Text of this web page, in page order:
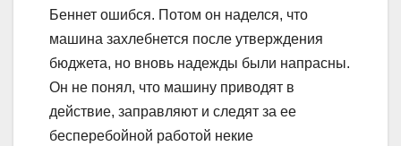
Беннет ошибся. Потом он наделся, что
машина захлебнется после утверждения
бюджета, но вновь надежды были напрасны.
Он не понял, что машину приводят в
действие, заправляют и следят за ее
бесперебойной работой некие